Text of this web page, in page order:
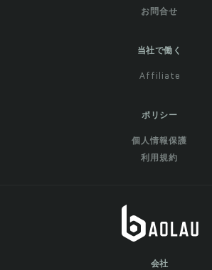
お問合せ
当社で働く
Affiliate
ポリシー
個人情報保護
利用規約
会社